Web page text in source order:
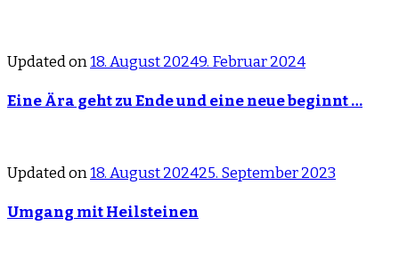
Updated on18. August 20249. Februar 2024
Eine Ära geht zu Ende und eine neue beginnt …
Updated on18. August 202425. September 2023
Umgang mit Heilsteinen